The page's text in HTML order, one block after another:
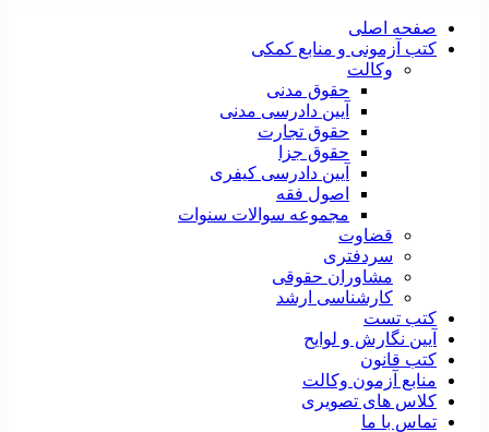
صفحه اصلی
کتب آزمونی و منابع کمکی
وکالت
حقوق مدنی
آیین دادرسی مدنی
حقوق تجارت
حقوق جزا
آیین دادرسی کیفری
اصول فقه
مجموعه سوالات سنوات
قضاوت
سردفتری
مشاوران حقوقی
کارشناسی ارشد
کتب تست
آیین نگارش و لوایح
کتب قانون
منابع آزمون وکالت
کلاس های تصویری
تماس با ما